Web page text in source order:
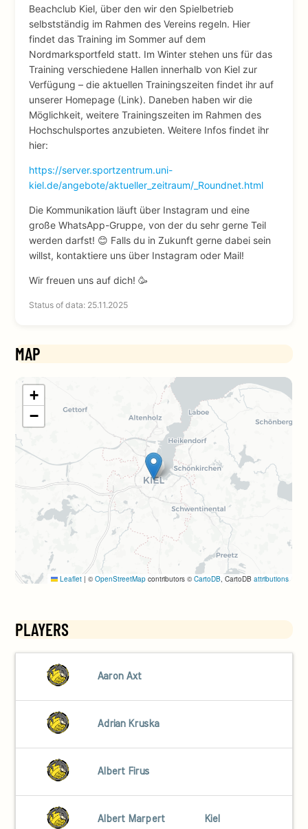
Beachclub Kiel, über den wir den Spielbetrieb
selbstständig im Rahmen des Vereins regeln. Hier
findet das Training im Sommer auf dem
Nordmarksportfeld statt. Im Winter stehen uns für das
Training verschiedene Hallen innerhalb von Kiel zur
Verfügung – die aktuellen Trainingszeiten findet ihr auf
unserer Homepage (Link). Daneben haben wir die
Möglichkeit, weitere Trainingszeiten im Rahmen des
Hochschulsportes anzubieten. Weitere Infos findet ihr
hier:
https://server.sportzentrum.uni-
kiel.de/angebote/aktueller_zeitraum/_Roundnet.html
Die Kommunikation läuft über Instagram und eine
große WhatsApp-Gruppe, von der du sehr gerne Teil
werden darfst! 😊 Falls du in Zukunft gerne dabei sein
willst, kontaktiere uns über Instagram oder Mail!
Wir freuen uns auf dich! 🥳
Status of data: 25.11.2025
MAP
PLAYERS
Aaron Axt
Adrian Kruska
Albert Firus
Albert Marpert Kiel